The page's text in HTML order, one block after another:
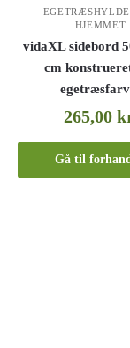
HJEMMET
vidaXL sidebord
cm
265,00
Gå til